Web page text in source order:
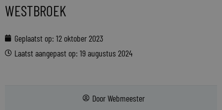
WESTBROEK
Geplaatst op: 12 oktober 2023
Laatst aangepast op: 19 augustus 2024
DoorWebmeester